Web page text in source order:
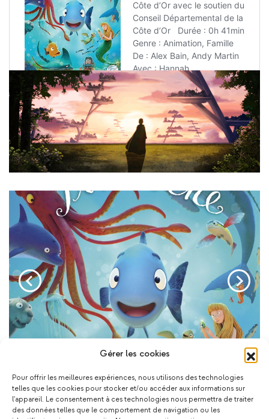
Gérer les cookies
Pour offrir les meilleures expériences, nous utilisons des technologies
telles que les cookies pour stocker et/ou accéder aux informations sur
l'appareil. Le consentement à ces technologies nous permettra de traiter
des données telles que le comportement de navigation ou les